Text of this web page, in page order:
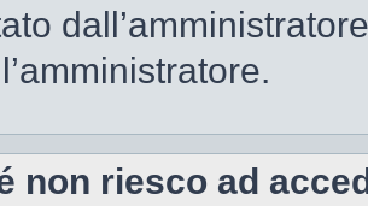
non riesco ad